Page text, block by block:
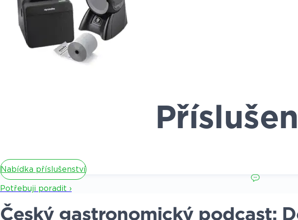
Nabídka příslušenství
Potřebuji poradit ›
Český gastronomický podcast: